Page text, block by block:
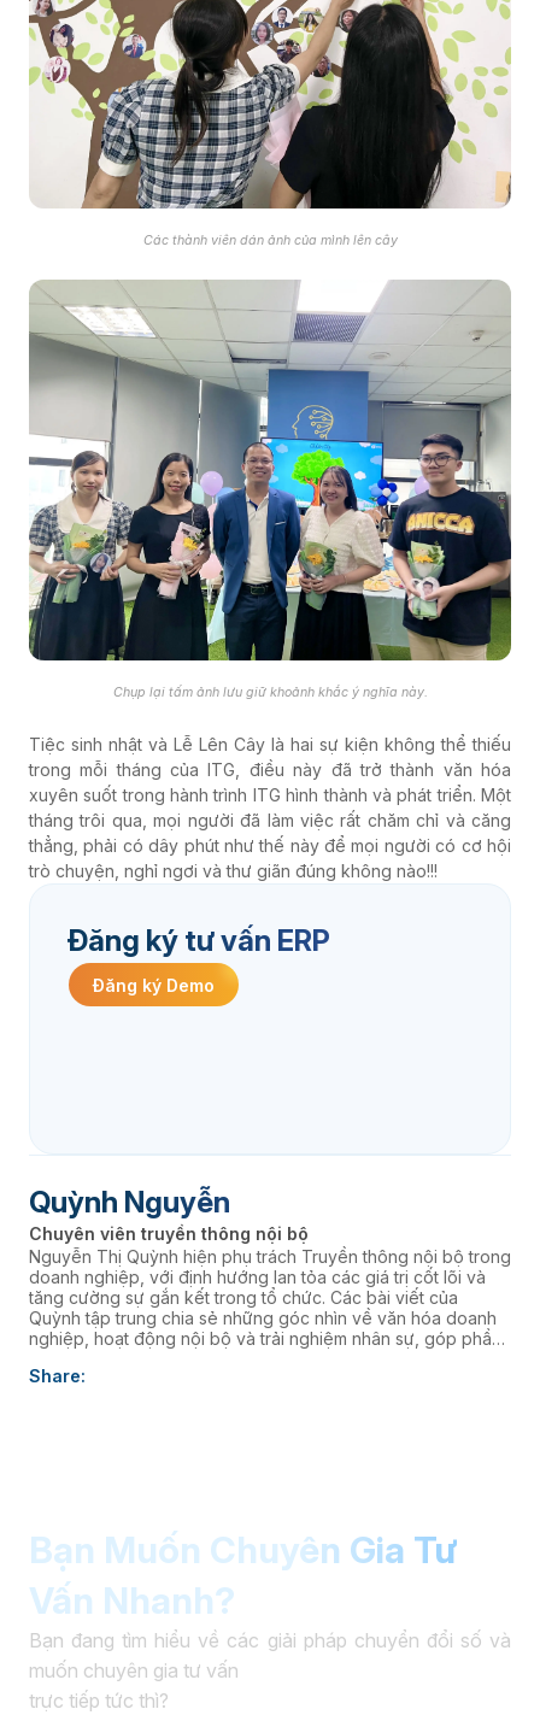
Các thành viên dán ảnh của mình lên cây
Chụp lại tấm ảnh lưu giữ khoảnh khắc ý nghĩa này.
Tiệc sinh nhật và Lễ Lên Cây là hai sự kiện không thể thiếu
trong mỗi tháng của ITG, điều này đã trở thành văn hóa
xuyên suốt trong hành trình ITG hình thành và phát triển. Một
tháng trôi qua, mọi người đã làm việc rất chăm chỉ và căng
thẳng, phải có dây phút như thế này để mọi người có cơ hội
trò chuyện, nghỉ ngơi và thư giãn đúng không nào!!!
Đăng ký tư vấn ERP
Đăng ký Demo
Quỳnh Nguyễn
Chuyên viên truyền thông nội bộ
Nguyễn Thị Quỳnh hiện phụ trách Truyền thông nội bộ trong
doanh nghiệp, với định hướng lan tỏa các giá trị cốt lõi và
tăng cường sự gắn kết trong tổ chức. Các bài viết của
Quỳnh tập trung chia sẻ những góc nhìn về văn hóa doanh
nghiệp, hoạt động nội bộ và trải nghiệm nhân sự, góp phần
kết nối đội ngũ với định hướng chiến lược của Ban lãnh đạo.
Share:
Bạn Muốn Chuyên Gia Tư
Vấn Nhanh?
Bạn đang tìm hiểu về các giải pháp chuyển đổi số và
muốn chuyên gia tư vấn
trực tiếp tức thì?